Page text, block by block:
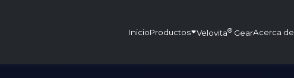
InicioProductos Velovita® GearAcerca de